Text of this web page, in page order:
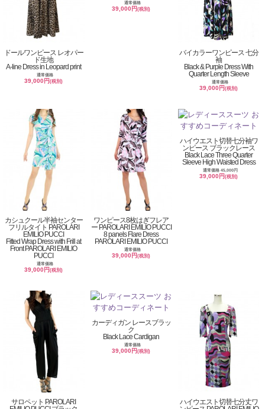
ドールワンピース レオパー
ド生地
A-line Dress in Leopard print
通常価格
39,000円(税別)
通常価格
39,000円(税別)
バイカラーワンピース 七分
袖
Black & Purple Dress With
Quarter Length Sleeve
通常価格
39,000円(税別)
カシュクール半袖センター
フリルタイト PAROLARI
EMILIO PUCCI
Fitted Wrap Dress with Frill at
Front PAROLARI EMILIO
PUCCI
通常価格
39,000円(税別)
ワンピース8枚はぎフレア
ー PAROLARI EMILIO PUCCI
8 panels Flare Dress
PAROLARI EMILIO PUCCI
通常価格
39,000円(税別)
ハイウエスト切替七分袖ワ
ンピース ブラックレース
Black Lace Three Quarter
Sleeve High Waisted Dress
通常価格 45,000円
39,000円(税別)
サロペット PAROLARI
カーディガン レースブラッ
ク
Black Lace Cardigan
通常価格
39,000円(税別)
ハイウエスト切替七分丈ワ